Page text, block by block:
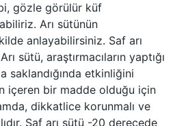
gözle görülür küf
Arı sütünün
anlayabilirsiniz. Saf arı
sütü, araştırmacıların yaptığı
saklandığında etkinliğini
içeren bir madde olduğu için
dikkatlice korunmalı ve
Saf arı sütü -20 derecede